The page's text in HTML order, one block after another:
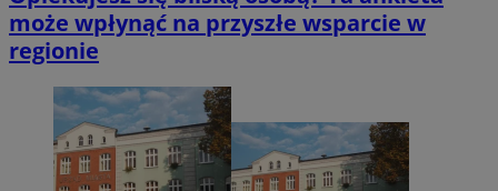
może wpłynąć na przyszłe wsparcie w
regionie